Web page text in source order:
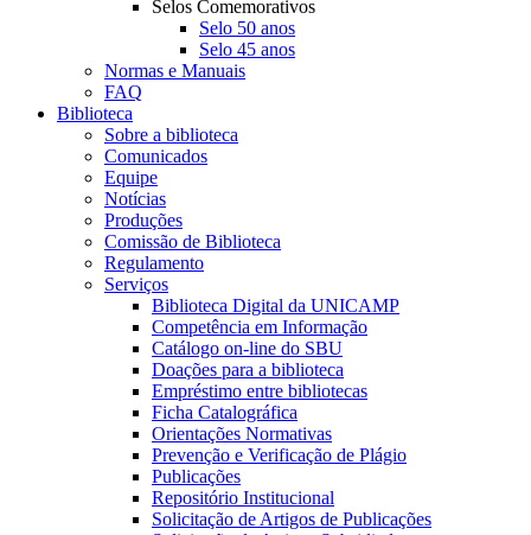
Selos Comemorativos
Selo 50 anos
Selo 45 anos
Normas e Manuais
FAQ
Biblioteca
Sobre a biblioteca
Comunicados
Equipe
Notícias
Produções
Comissão de Biblioteca
Regulamento
Serviços
Biblioteca Digital da UNICAMP
Competência em Informação
Catálogo on-line do SBU
Doações para a biblioteca
Empréstimo entre bibliotecas
Ficha Catalográfica
Orientações Normativas
Prevenção e Verificação de Plágio
Publicações
Repositório Institucional
Solicitação de Artigos de Publicações